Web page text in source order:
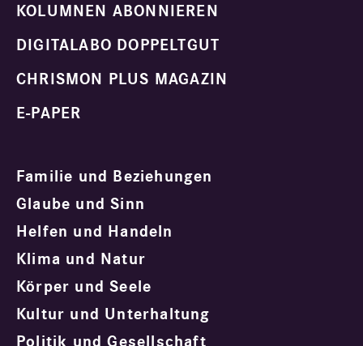
KOLUMNEN ABONNIEREN
DIGITALABO DOPPELTGUT
CHRISMON PLUS MAGAZIN
E-PAPER
Familie und Beziehungen
Glaube und Sinn
Helfen und Handeln
Klima und Natur
Körper und Seele
Kultur und Unterhaltung
Politik und Gesellschaft